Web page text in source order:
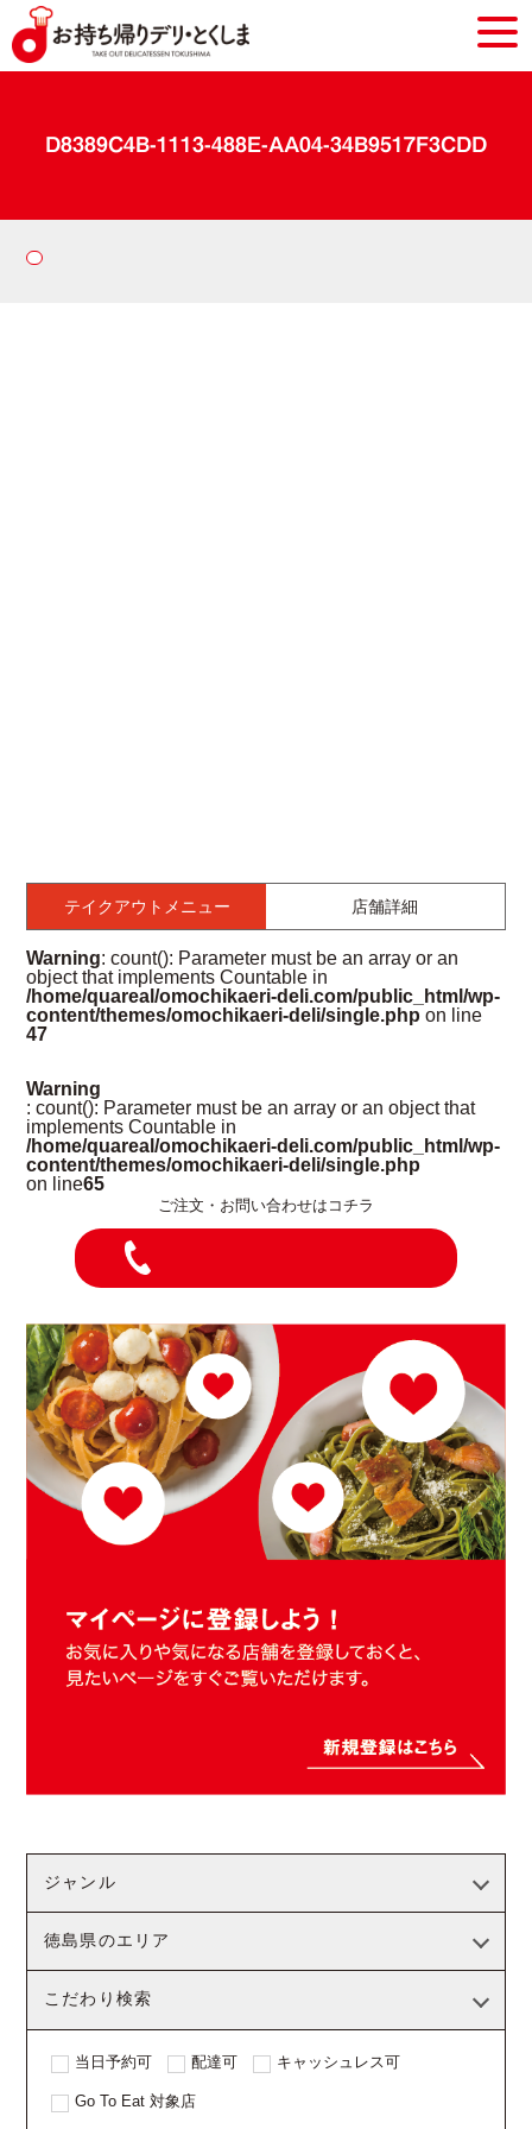
D8389C4B-1113-488E-AA04-34B9517F3CDD
テイクアウトメニュー 店舗詳細
Warning: count(): Parameter must be an array or an
object that implements Countable in
/home/quareal/omochikaeri-deli.com/public_html/wp-
content/themes/omochikaeri-deli/single.php on line
47
Warning
: count(): Parameter must be an array or an object that
implements Countable in
/home/quareal/omochikaeri-deli.com/public_html/wp-
content/themes/omochikaeri-deli/single.php
on line65
ご注文・お問い合わせはコチラ
ジャンル
徳島県のエリア
こだわり検索
当日予約可 配達可 キャッシュレス可
Go To Eat 対象店